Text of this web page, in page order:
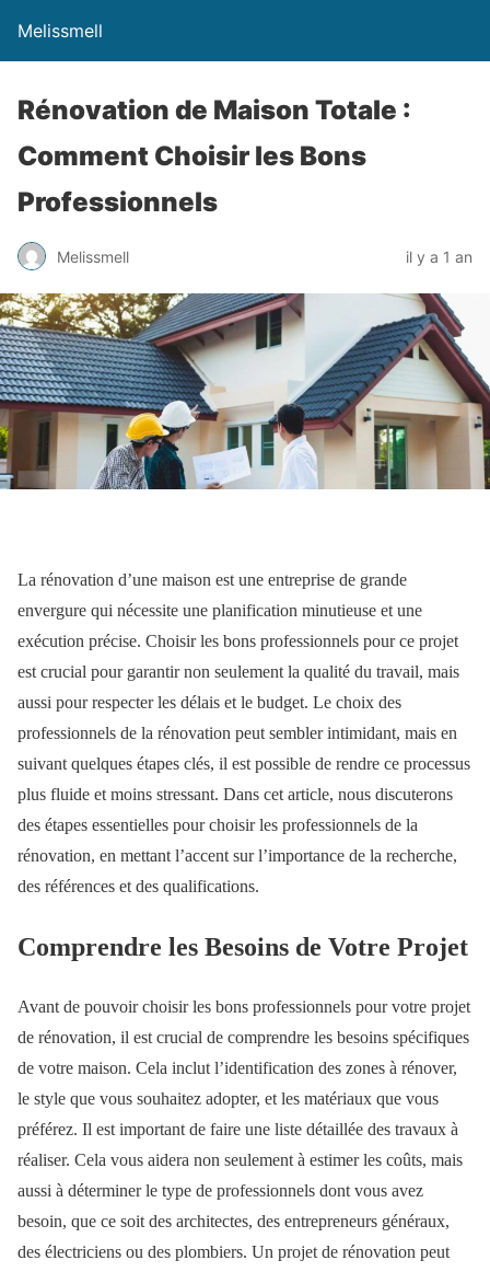
Melissmell
Rénovation de Maison Totale :
Comment Choisir les Bons
Professionnels
Melissmell il y a 1 an
La rénovation d’une maison est une entreprise de grande
envergure qui nécessite une planification minutieuse et une
exécution précise. Choisir les bons professionnels pour ce projet
est crucial pour garantir non seulement la qualité du travail, mais
aussi pour respecter les délais et le budget. Le choix des
professionnels de la rénovation peut sembler intimidant, mais en
suivant quelques étapes clés, il est possible de rendre ce processus
plus fluide et moins stressant. Dans cet article, nous discuterons
des étapes essentielles pour choisir les professionnels de la
rénovation, en mettant l’accent sur l’importance de la recherche,
des références et des qualifications.
Comprendre les Besoins de Votre Projet
Avant de pouvoir choisir les bons professionnels pour votre projet
de rénovation, il est crucial de comprendre les besoins spécifiques
de votre maison. Cela inclut l’identification des zones à rénover,
le style que vous souhaitez adopter, et les matériaux que vous
préférez. Il est important de faire une liste détaillée des travaux à
réaliser. Cela vous aidera non seulement à estimer les coûts, mais
aussi à déterminer le type de professionnels dont vous avez
besoin, que ce soit des architectes, des entrepreneurs généraux,
des électriciens ou des plombiers. Un projet de rénovation peut